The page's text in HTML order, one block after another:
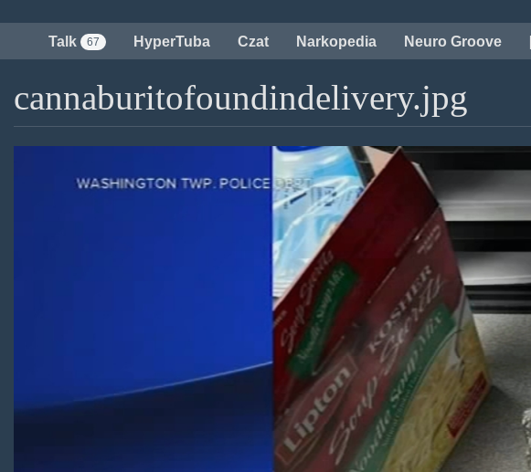
treści
Talk 67 HyperTuba Czat Narkopedia Neuro Groove
cannaburitofoundindelivery.jpg